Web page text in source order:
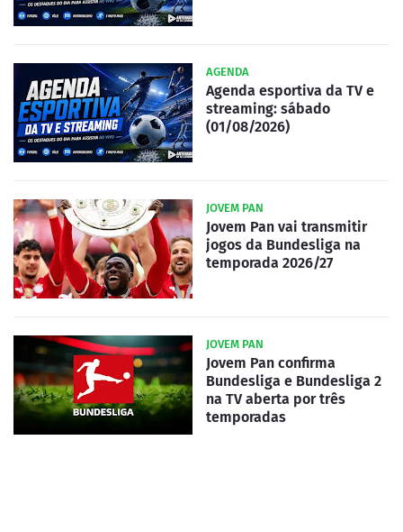
AGENDA
Agenda esportiva da TV e
streaming: sábado
(01/08/2026)
JOVEM PAN
Jovem Pan vai transmitir
jogos da Bundesliga na
temporada 2026/27
JOVEM PAN
Jovem Pan confirma
Bundesliga e Bundesliga 2
na TV aberta por três
temporadas